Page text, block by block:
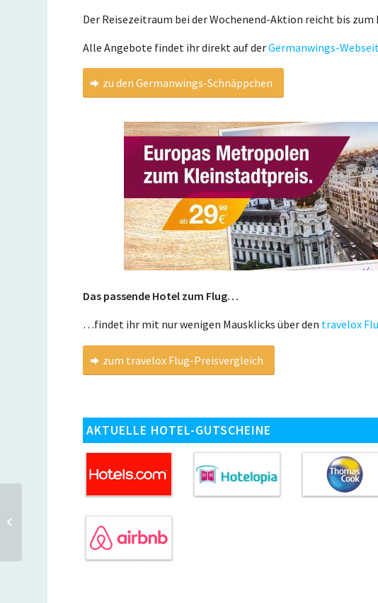
Der Reisezeitraum bei der Wochenend-Aktion reicht bis
Alle Angebote findet ihr direkt auf derGermanwings-
zu den Germanwings-Schnäppchen
Das passende Hotel zum Flug…
…findet ihr mit nur wenigen Mausklicks über den travelox
zum travelox Flug-Preisvergleich
AKTUELLE HOTEL-GUTSCHEINE